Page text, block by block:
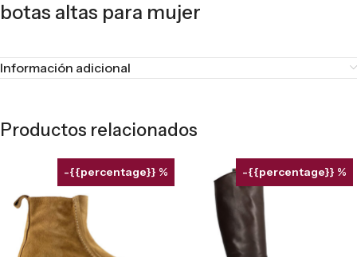
botas altas para mujer
Información adicional
Productos relacionados
-{{percentage}} % -{{percentage}} %